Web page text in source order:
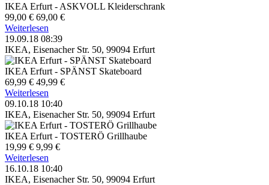
IKEA Erfurt - ASKVOLL Kleiderschrank
99,00 € 69,00 €
Weiterlesen
19.09.18 08:39
IKEA, Eisenacher Str. 50, 99094 Erfurt
IKEA Erfurt - SPÄNST Skateboard
69,99 € 49,99 €
Weiterlesen
09.10.18 10:40
IKEA, Eisenacher Str. 50, 99094 Erfurt
IKEA Erfurt - TOSTERÖ Grillhaube
19,99 € 9,99 €
Weiterlesen
16.10.18 10:40
IKEA, Eisenacher Str. 50, 99094 Erfurt